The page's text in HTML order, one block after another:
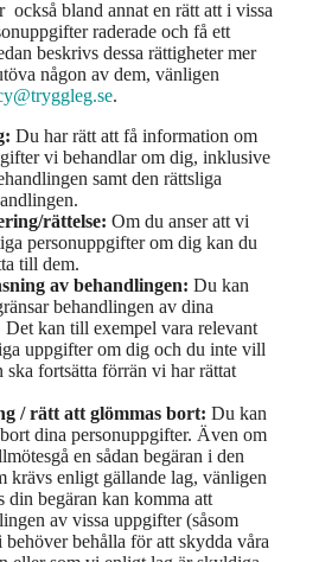
också bland annat en rätt att i vissa
raderade och få ett
beskrivs dessa rättigheter mer
någon av dem, vänligen
.
Du har rätt att få information om
vi behandlar om dig, inklusive
samt den rättsliga
rättelse: Om du anser att vi
personuppgifter om dig kan du
till dem.
av behandlingen: Du kan
behandlingen av dina
Det kan till exempel vara relevant
uppgifter om dig och du inte vill
ska fortsätta förrän vi har rättat
/ rätt att glömmas bort: Du kan
dina personuppgifter. Även om
en sådan begäran i den
krävs enligt gällande lag, vänligen
din begäran kan komma att
av vissa uppgifter (såsom
behålla för att skydda våra